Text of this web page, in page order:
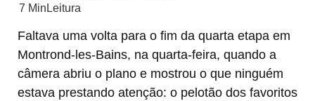
7 Min Leitura
Faltava uma volta para o fim da quarta etapa em
Montrond-les-Bains, na quarta-feira, quando a
câmera abriu o plano e mostrou o que ninguém
estava prestando atenção: o pelotão dos favoritos